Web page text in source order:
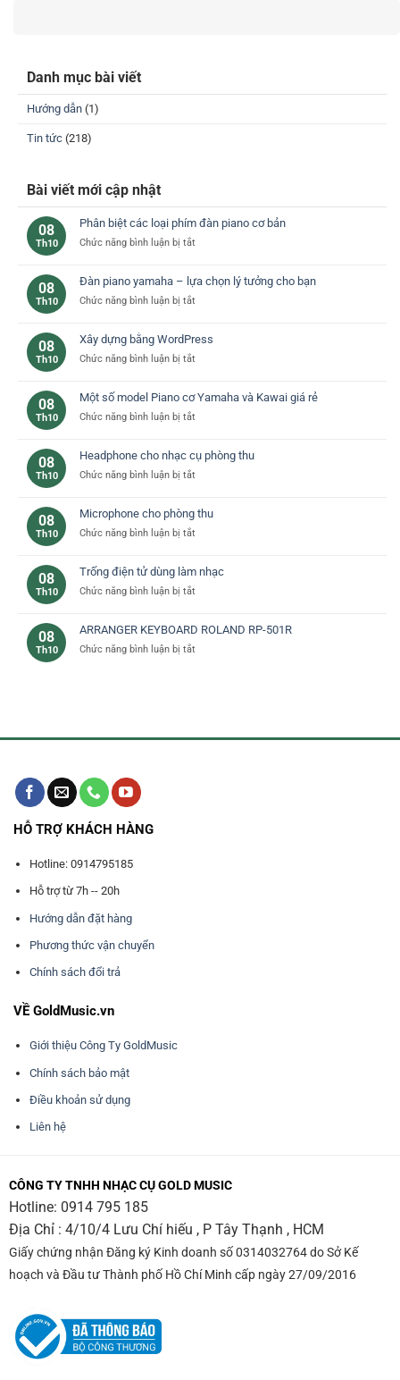
Danh mục bài viết
Hướng dẫn (1)
Tin tức (218)
Bài viết mới cập nhật
08
Th10
Phân biệt các loại phím đàn piano cơ bản
Chức năng bình luận bị tắtở
các
loại
cơ
08
Th10
Đàn piano yamaha – lựa chọn lý tưởng cho bạn
Chức năng bình luận bị tắtở
yamaha
–
chọn
tưởng
bạn
08
Th10
Xây dựng bằng WordPress
Chức năng bình luận bị tắtở
bằng
WordPress
08
Th10
Một số model Piano cơ Yamaha và Kawai giá rẻ
Chức năng bình luận bị tắtở
model
Piano
Yamaha
Kawai
rẻ
08
Th10
Headphone cho nhạc cụ phòng thu
Chức năng bình luận bị tắtở
nhạc
cụ
thu
08
Th10
Microphone cho phòng thu
Chức năng bình luận bị tắtở
phòng
thu
08
Th10
Trống điện tử dùng làm nhạc
Chức năng bình luận bị tắtở
tử
dùng
08
Th10
ARRANGER KEYBOARD ROLAND RP-501R
Chức năng bình luận bị tắtở
HỖ TRỢ KHÁCH HÀNG
Hotline: 0914795185
Hỗ trợ từ 7h -- 20h
Hướng dẫn đặt hàng
Phương thức vận chuyển
Chính sách đổi trả
VỀ GoldMusic.vn
Giới thiệu Công Ty GoldMusic
Chính sách bảo mật
Điều khoản sử dụng
Liên hệ
CÔNG TY TNHH NHẠC CỤ GOLD MUSIC
Hotline: 0914 795 185
Địa Chỉ : 4/10/4 Lưu Chí hiếu , P Tây Thạnh , HCM
Giấy chứng nhận Đăng ký Kinh doanh số 0314032764 do Sở Kế
hoạch và Đầu tư Thành phố Hồ Chí Minh cấp ngày 27/09/2016